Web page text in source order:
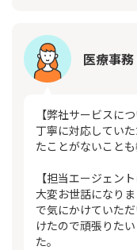
医療事務
【弊社サービスにつ
丁寧に対応してい
たことがないこと
【担当エージェン
大変お世話になり
で気にかけていた
けたので頑張りた
た。